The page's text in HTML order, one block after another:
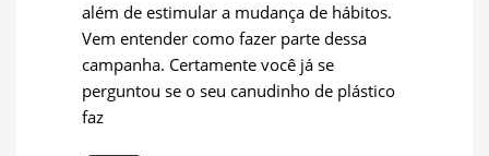
além de estimular a mudança de hábitos.
Vem entender como fazer parte dessa
campanha. Certamente você já se
perguntou se o seu canudinho de plástico
faz